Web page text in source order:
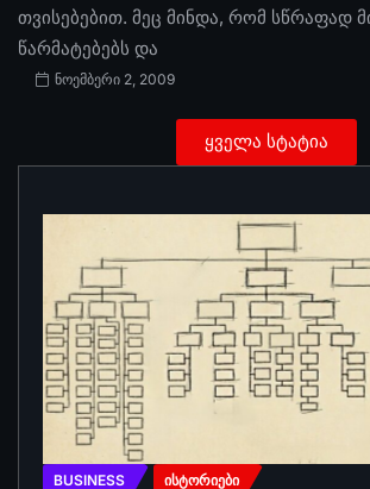
თვისებებით. მეც მინდა, რომ სწრაფად
წარმატებებს და
ნოემბერი 2, 2009
ყველა სტატია
BUSINESS ᲘᲡᲢᲝᲠᲘᲔᲑᲘ